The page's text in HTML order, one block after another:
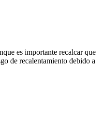
es importante recalcar que
de recalentamiento debido a